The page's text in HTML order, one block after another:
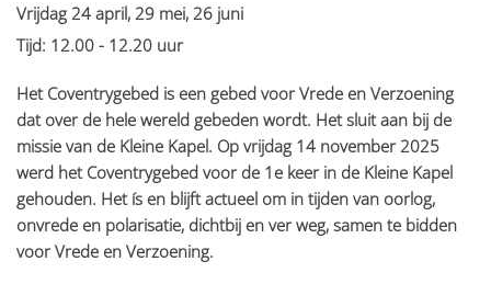
Vrijdag 24 april, 29 mei, 26 juni
Tijd: 12.00 - 12.20 uur
Het Coventrygebed is een gebed voor Vrede en Verzoening
dat over de hele wereld gebeden wordt. Het sluit aan bij de
missie van de Kleine Kapel. Op vrijdag 14 november 2025
werd het Coventrygebed voor de 1e keer in de Kleine Kapel
gehouden. Het ís en blijft actueel om in tijden van oorlog,
onvrede en polarisatie, dichtbij en ver weg, samen te bidden
voor Vrede en Verzoening.